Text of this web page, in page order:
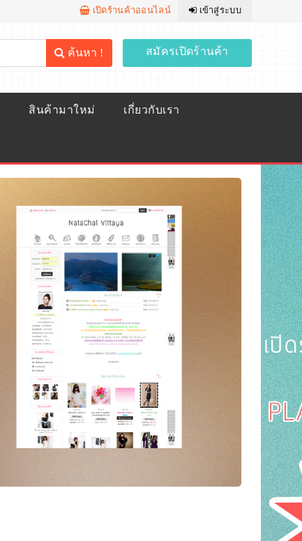
เปิดร้านค้าออนไลน์ เข้าสู่ระบบ
ค้นหา ! สมัครเปิดร้านค้า
สินค้ามาใหม่ เกี่ยวกับเรา